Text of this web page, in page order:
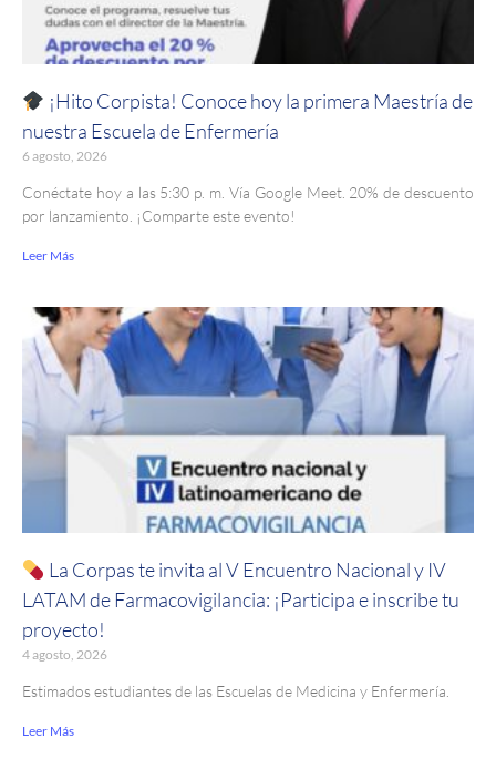
¡Hito Corpista! Conoce hoy la primera Maestría de
nuestra Escuela de Enfermería
6 agosto, 2026
Conéctate hoy a las 5:30 p. m. Vía Google Meet. 20% de descuento
por lanzamiento. ¡Comparte este evento!
Leer Más
La Corpas te invita al V Encuentro Nacional y IV
LATAM de Farmacovigilancia: ¡Participa e inscribe tu
proyecto!
4 agosto, 2026
Estimados estudiantes de las Escuelas de Medicina y Enfermería.
Leer Más